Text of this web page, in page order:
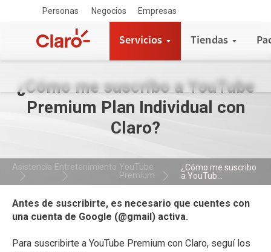
Personas Negocios Empresas
Servicios Tiendas
¿Cómo me suscribo a YouTube
Premium Plan Individual con
Claro?
Asistencia Entretenimiento YouTube
Premium
¿Cómo me suscribo
a YouTub...
Antes de suscribirte, es necesario que cuentes con
una cuenta de Google (@gmail) activa.
Para suscribirte a YouTube Premium con Claro, seguí los